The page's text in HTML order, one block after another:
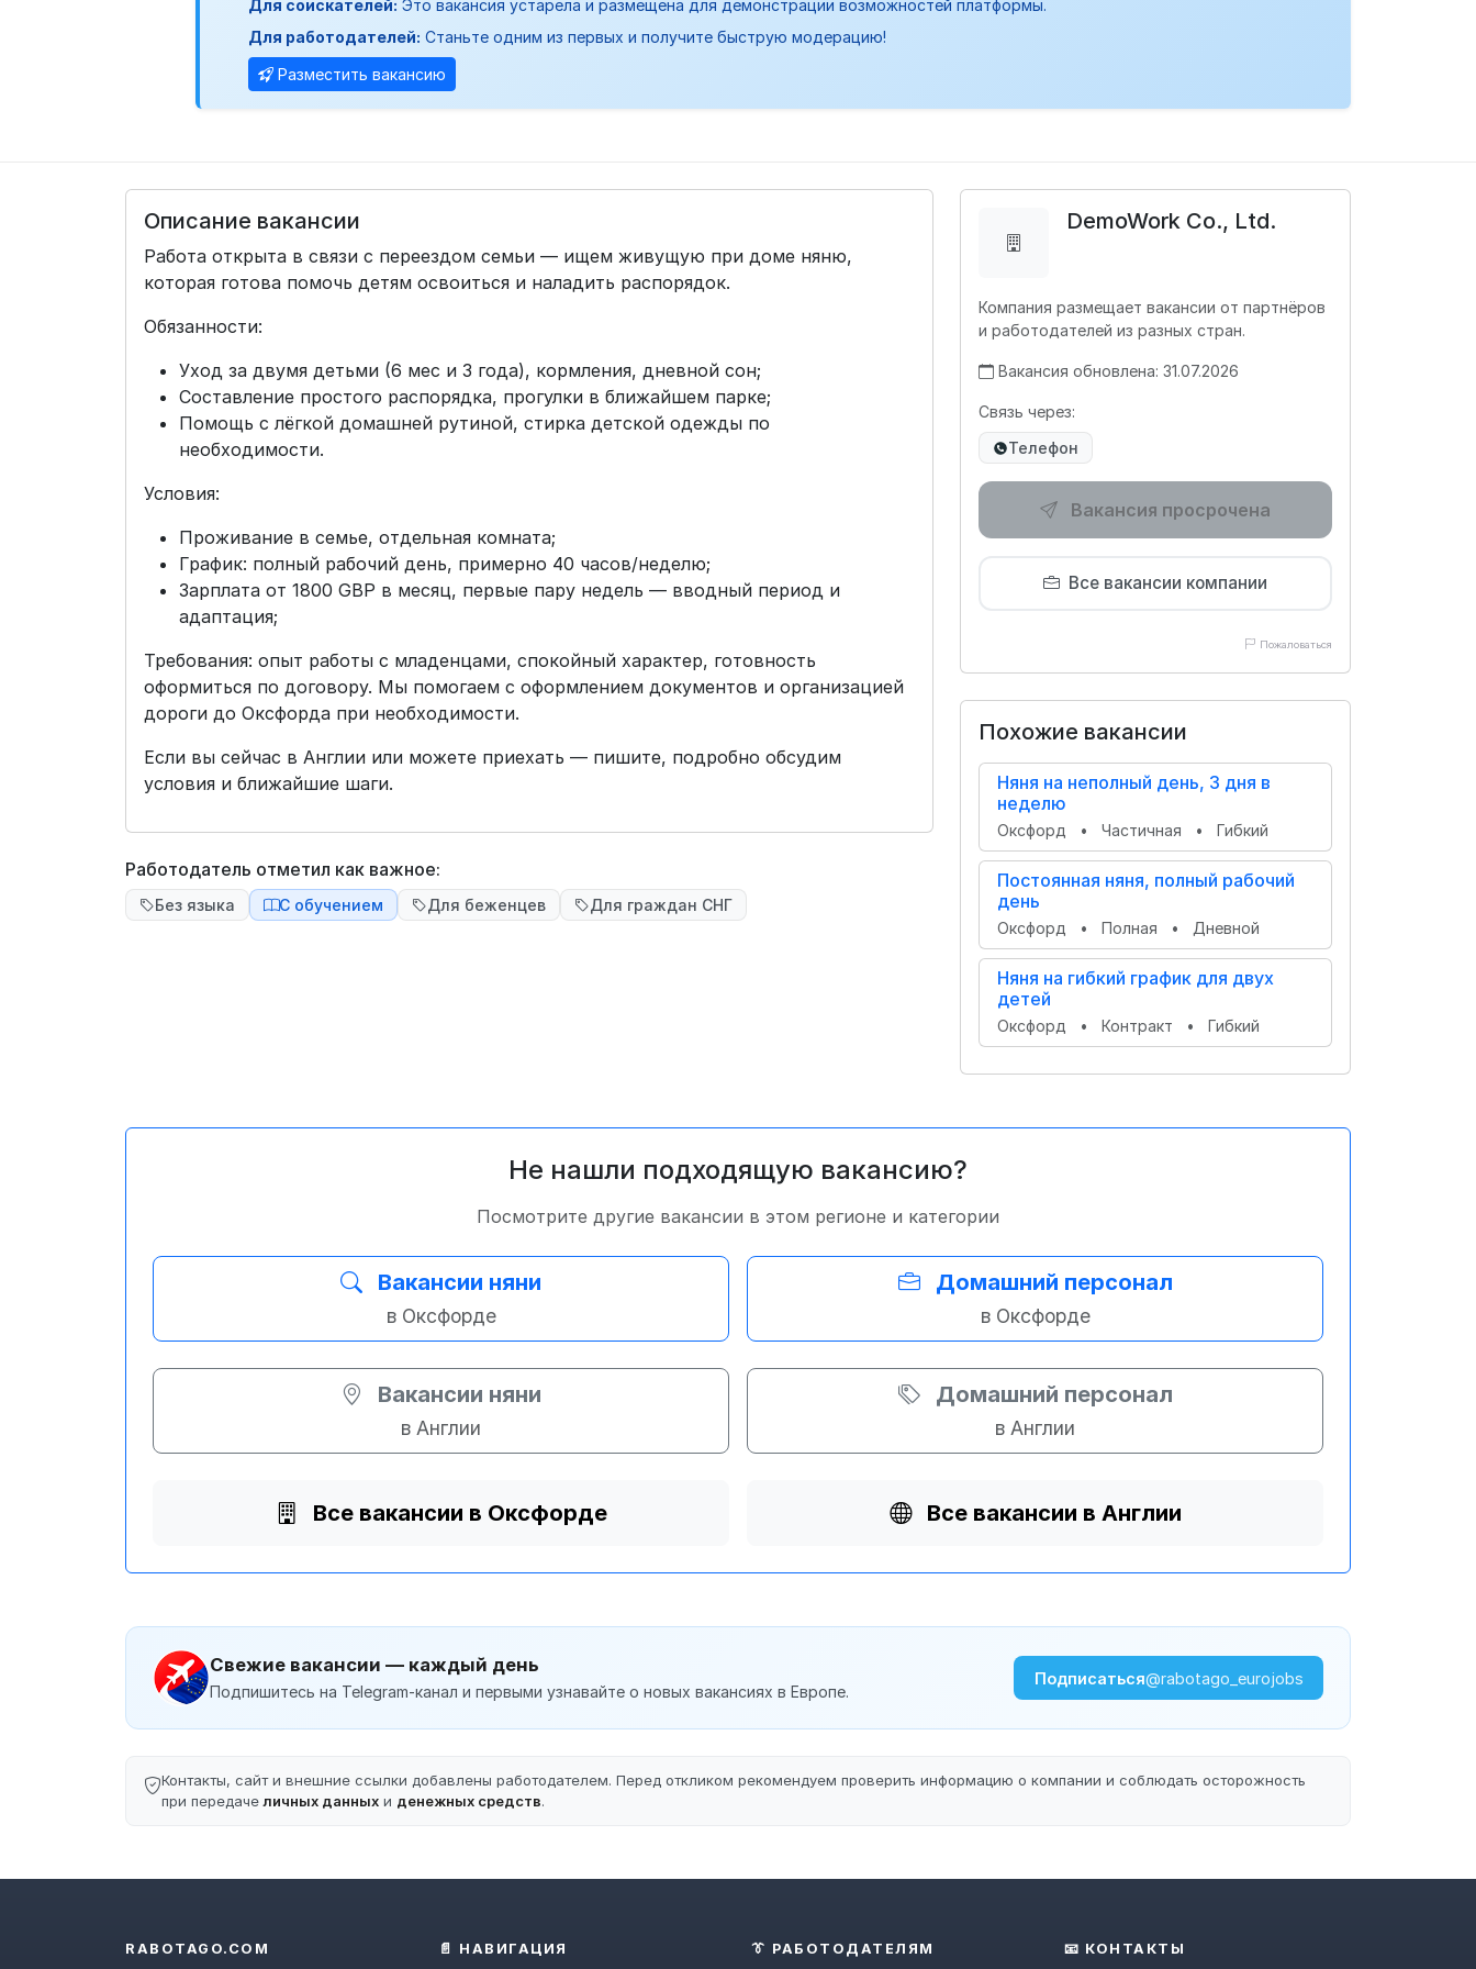
Для соискателей: Это вакансия устарела и размещена для демонстрации возможностей платформы.
Для работодателей: Станьте одним из первых и получите быструю модерацию!
Разместить вакансию
Описание вакансии
Работа открыта в связи с переездом семьи — ищем живущую при доме няню,
которая готова помочь детям освоиться и наладить распорядок.
Обязанности:
Уход за двумя детьми (6 мес и 3 года), кормления, дневной сон;
Составление простого распорядка, прогулки в ближайшем парке;
Помощь с лёгкой домашней рутиной, стирка детской одежды по
необходимости.
Условия:
Проживание в семье, отдельная комната;
График: полный рабочий день, примерно 40 часов/неделю;
Зарплата от 1800 GBP в месяц, первые пару недель — вводный период и
адаптация;
Требования: опыт работы с младенцами, спокойный характер, готовность
оформиться по договору. Мы помогаем с оформлением документов и организацией
дороги до Оксфорда при необходимости.
Если вы сейчас в Англии или можете приехать — пишите, подробно обсудим
условия и ближайшие шаги.
Работодатель отметил как важное:
Без языка С обучением Для беженцев Для граждан СНГ
DemoWork Co., Ltd.
Компания размещает вакансии от партнёров
и работодателей из разных стран.
Вакансия обновлена: 31.07.2026
Связь через:
Телефон
Вакансия просрочена
Все вакансии компании
Пожаловаться
Похожие вакансии
Няня на неполный день, 3 дня в
неделю
Оксфорд • Частичная • Гибкий
Постоянная няня, полный рабочий
день
Оксфорд • Полная • Дневной
Няня на гибкий график для двух
детей
Оксфорд • Контракт • Гибкий
Не нашли подходящую вакансию?
Посмотрите другие вакансии в этом регионе и категории
Вакансии няни
в Оксфорде
Домашний персонал
в Оксфорде
Вакансии няни
в Англии
Домашний персонал
в Англии
Все вакансии в Оксфорде Все вакансии в Англии
Свежие вакансии — каждый день
Подпишитесь на Telegram-канал и первыми узнавайте о новых вакансиях в Европе.
Подписаться@rabotago_eurojobs
Контакты, сайт и внешние ссылки добавлены работодателем. Перед откликом рекомендуем проверить информацию о компании и соблюдать осторожность
при передачеличных данных и денежных средств.
RABOTAGO.COM 📄 НАВИГАЦИЯ 👔 РАБОТОДАТЕЛЯМ 📧 КОНТАКТЫ